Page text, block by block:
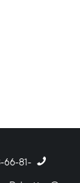
-8-288-66-81(972)